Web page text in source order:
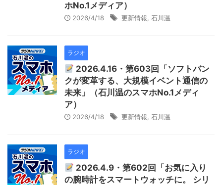
ホNo.1メディア）
2026/4/18 更新情報 石川温
ラジオ
2026.4.16・第603回「ソフトバン
クが変革する、大規模イベント通信の
未来」（石川温のスマホNo.1メディ
ア）
2026/4/18 更新情報 石川温
ラジオ
2026.4.9・第602回「お気に入り
の腕時計をスマートウォッチに。 シリ